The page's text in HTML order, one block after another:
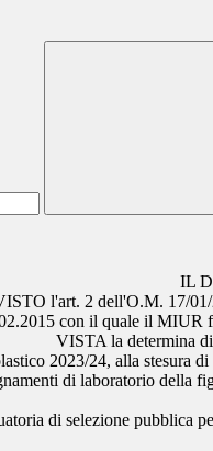
IL
l'art. 2 dell'O.M. 17/
con il quale il MIUR
VISTA la determina
2023/24, alla stesura
di laboratorio della
di selezione pubblica